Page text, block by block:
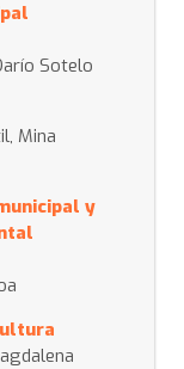
Sotelo
Mina
y